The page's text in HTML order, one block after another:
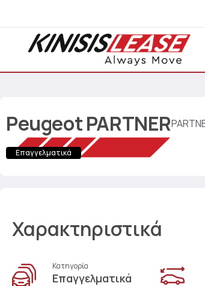
PeugeotPARTNER
Επαγγελματικά
Χαρακτηριστικά
Κατηγορία
Επαγγελματικά